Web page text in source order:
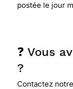
postée le jour
❓ Vous
?
Contactez